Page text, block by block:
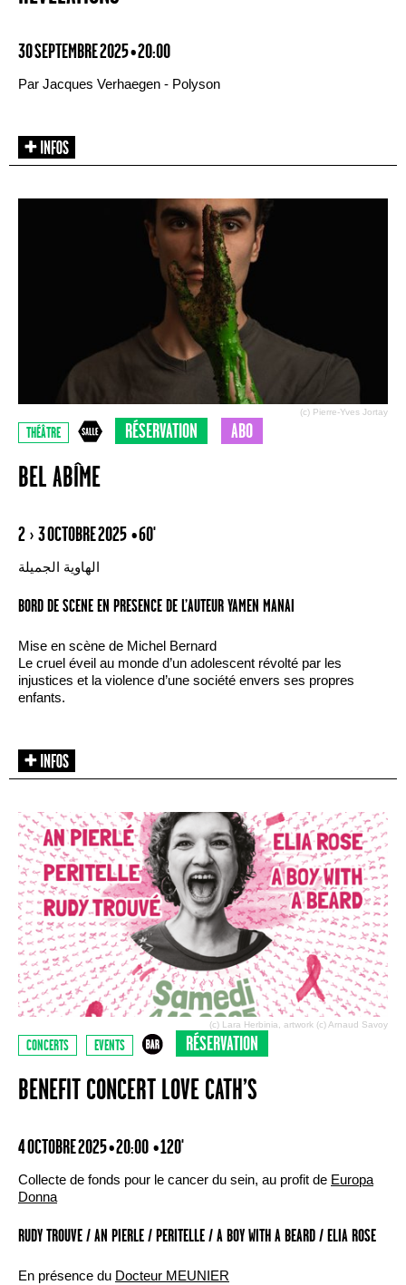
30 SEPTEMBRE 2025 • 20:00
Par Jacques Verhaegen - Polyson
(c) Pierre-Yves Jortay
THÉÂTRE RÉSERVATION ABO
BEL ABÎME
2 › 3 OCTOBRE 2025 • 60'
الهاوية الجميلة
BORD DE SCENE EN PRESENCE DE L’AUTEUR YAMEN MANAI
Mise en scène de Michel Bernard
Le cruel éveil au monde d’un adolescent révolté par les
injustices et la violence d’une société envers ses propres
enfants.
(c) Lara Herbinia, artwork (c) Arnaud Savoy
CONCERTS EVENTS RÉSERVATION
BENEFIT CONCERT LOVE CATH’S
4 OCTOBRE 2025 • 20:00 • 120'
Collecte de fonds pour le cancer du sein, au profit de Europa
Donna
RUDY TROUVE / AN PIERLE / PERITELLE / A BOY WITH A BEARD / ELIA ROSE
En présence du Docteur MEUNIER